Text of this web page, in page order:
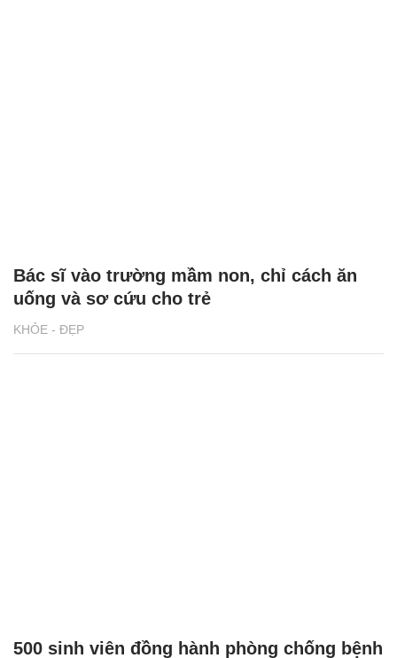
KHỎE - ĐẸP
Bác sĩ vào trường mầm non, chỉ cách ăn
uống và sơ cứu cho trẻ
500 sinh viên đồng hành phòng chống bệnh